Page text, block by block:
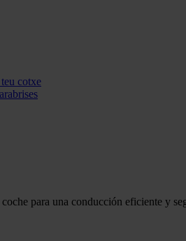
cotxe
para una conducción eficiente y